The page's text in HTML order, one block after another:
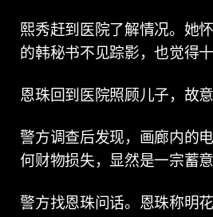
熙秀赶到医院了解情况。她
的韩秘书不见踪影，也觉得十
恩珠回到医院照顾儿子，故
警方调查后发现，画廊内的
何财物损失，显然是一宗蓄意
警方找恩珠问话。恩珠称明